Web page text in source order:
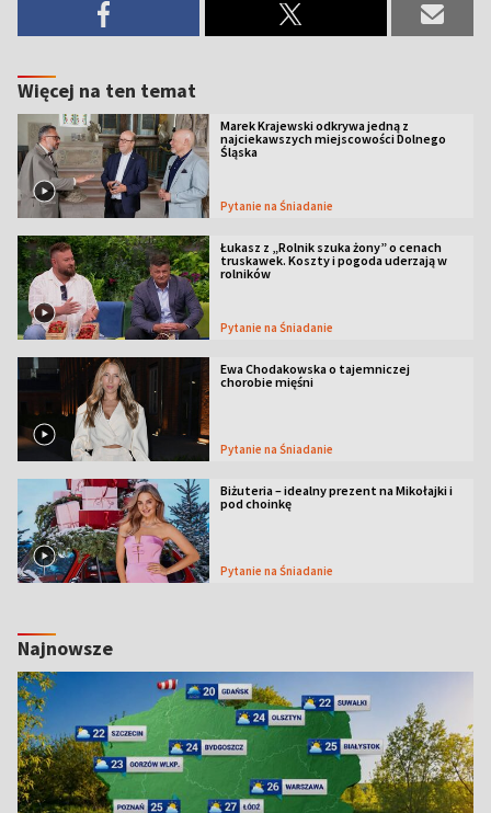
Więcej na ten temat
Marek Krajewski odkrywa jedną z
najciekawszych miejscowości Dolnego
Śląska
Pytanie na Śniadanie
Łukasz z „Rolnik szuka żony” o cenach
truskawek. Koszty i pogoda uderzają w
rolników
Pytanie na Śniadanie
Ewa Chodakowska o tajemniczej
chorobie mięśni
Pytanie na Śniadanie
Biżuteria – idealny prezent na Mikołajki i
pod choinkę
Pytanie na Śniadanie
Najnowsze